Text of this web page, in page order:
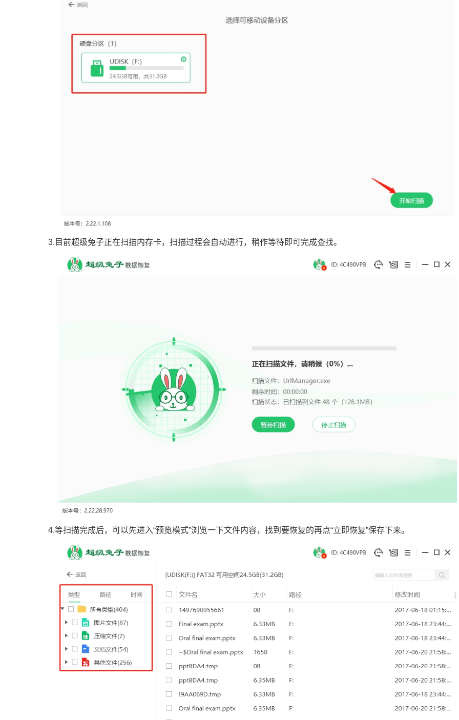
3.目前超级兔子正在扫描内存卡，扫描过程会自动进行，稍作等待即可完成查找。
4.等扫描完成后，可以先进入“预览模式”浏览一下文件内容，找到要恢复的再点“立即恢复”保存下来。